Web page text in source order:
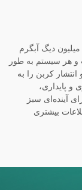
با داشتن 19 سال تجربه، شرکت سیدیت بیش از 20 میلیون دیگ آبگرم
هر سیستم به طور
و انتشار کربن را به
و پایداری،
آینده‌ای سبز
بیشتری